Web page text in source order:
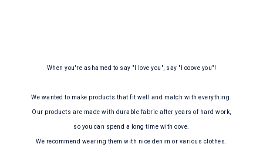
When you're ashamed to say "I love you", say "I ooove you"!
We wanted to make products that fit well and match with everything.
Our products are made with durable fabric after years of hard work,
so you can spend a long time with oove.
We recommend wearing them with nice denim or various clothes.